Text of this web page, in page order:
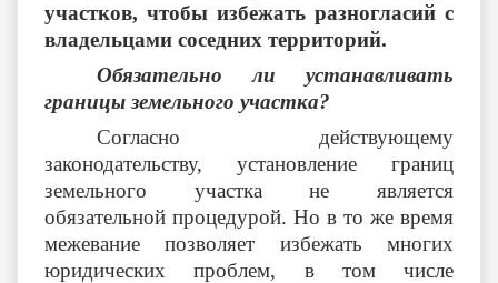
участков, чтобы избежать разногласий с
владельцами соседних территорий.
Обязательно ли устанавливать
границы земельного участка?
Согласно действующему
законодательству, установление границ
земельного участка не является
обязательной процедурой. Но в то же время
межевание позволяет избежать многих
юридических проблем, в том числе